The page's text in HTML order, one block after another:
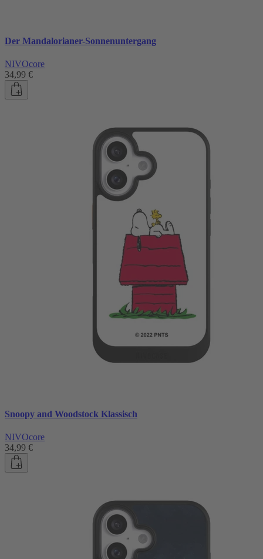
Der Mandalorianer-Sonnenuntergang
NIVOcore
34,99 €
Snoopy and Woodstock Klassisch
NIVOcore
34,99 €